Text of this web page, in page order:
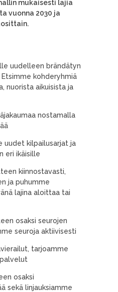
mukaisesti lajia
vuonna 2030 ja
uudelleen brändätyn
kohderyhmiä
nuorista aikuisista ja
nostamalla
kilpailusarjat ja
eri ikäisille
kiinnostavasti,
ja puhumme
lajina aloittaa tai
osaksi seurojen
seuroja aktiivisesti
tarjoamme
osaksi
sekä linjauksiamme